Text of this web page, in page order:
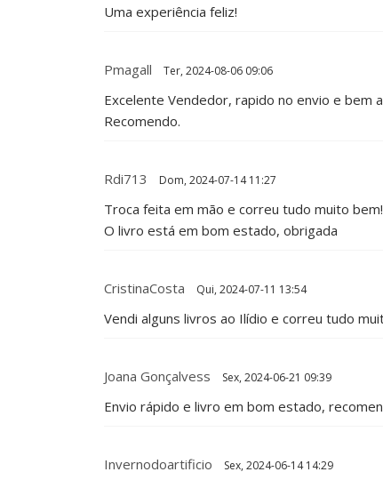
Uma experiência feliz!
Pmagall Ter, 2024-08-06 09:06
Excelente Vendedor, rapido no envio e bem
Recomendo.
Rdi713 Dom, 2024-07-14 11:27
Troca feita em mão e correu tudo muito bem!
O livro está em bom estado, obrigada
CristinaCosta Qui, 2024-07-11 13:54
Vendi alguns livros ao Ilídio e correu tudo
Joana Gonçalvess Sex, 2024-06-21 09:39
Envio rápido e livro em bom estado,
Invernodoartificio Sex, 2024-06-14 14:29